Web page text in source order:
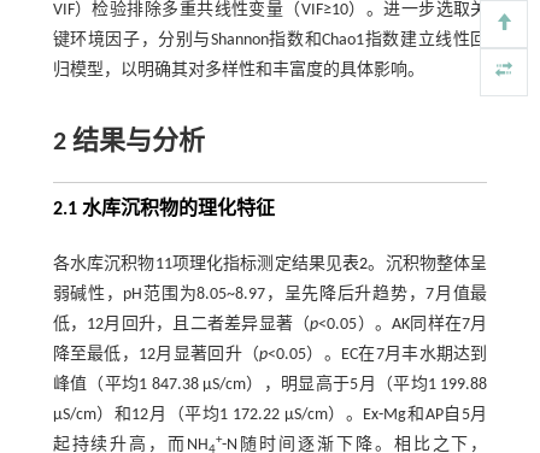
VIF）检验排除多重共线性变量（VIF≥10）。进一步选取关
键环境因子，分别与Shannon指数和Chao1指数建立线性回
归模型，以明确其对多样性和丰富度的具体影响。
2 结果与分析
2.1 水库沉积物的理化特征
各水库沉积物11项理化指标测定结果见表2。沉积物整体呈
弱碱性，pH范围为8.05~8.97，呈先降后升趋势，7月值最
低，12月回升，且二者差异显著（p<0.05）。AK同样在7月
降至最低，12月显著回升（p<0.05）。EC在7月丰水期达到
峰值（平均1 847.38 μS/cm），明显高于5月（平均1 199.88
μS/cm）和12月（平均1 172.22 μS/cm）。Ex-Mg和AP自5月
起持续升高，而NH4
+-N随时间逐渐下降。相比之下，